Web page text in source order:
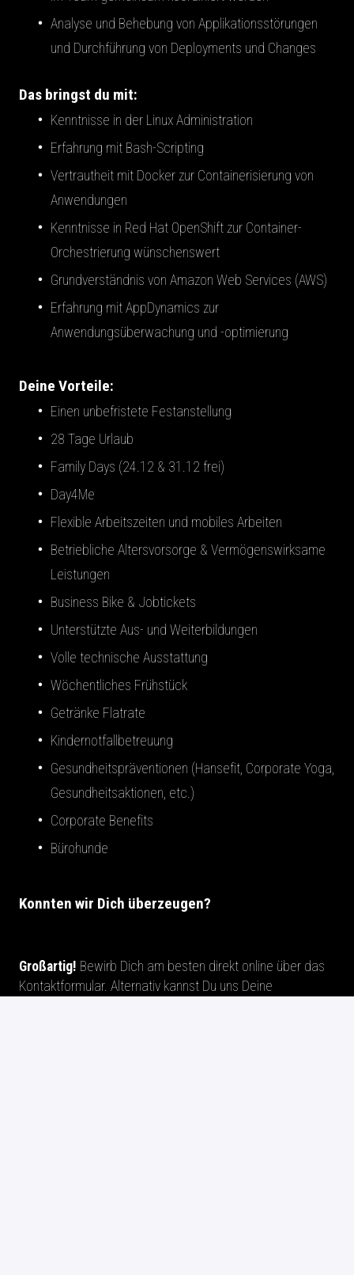
Analyse und Behebung von Applikationsstörungen
und Durchführung von Deployments und Changes
Das bringst du mit:
Kenntnisse in der Linux Administration
Erfahrung mit Bash-Scripting
Vertrautheit mit Docker zur Containerisierung von
Anwendungen
Kenntnisse in Red Hat OpenShift zur Container-
Orchestrierung wünschenswert
Grundverständnis von Amazon Web Services (AWS)
Erfahrung mit AppDynamics zur
Anwendungsüberwachung und -optimierung
Deine Vorteile:
Einen unbefristete Festanstellung
28 Tage Urlaub
Family Days (24.12 & 31.12 frei)
Day4Me
Flexible Arbeitszeiten und mobiles Arbeiten
Betriebliche Altersvorsorge & Vermögenswirksame
Leistungen
Business Bike & Jobtickets
Unterstützte Aus- und Weiterbildungen
Volle technische Ausstattung
Wöchentliches Frühstück
Getränke Flatrate
Kindernotfallbetreuung
Gesundheitspräventionen (Hansefit, Corporate Yoga,
Gesundheitsaktionen, etc.)
Corporate Benefits
Bürohunde
Konnten wir Dich überzeugen?
Großartig! Bewirb Dich am besten direkt online über das
Kontaktformular. Alternativ kannst Du uns Deine